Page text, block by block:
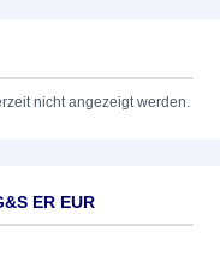
nicht angezeigt werden.
ER EUR